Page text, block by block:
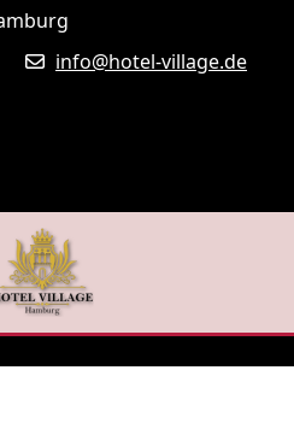
info@hotel-village.de